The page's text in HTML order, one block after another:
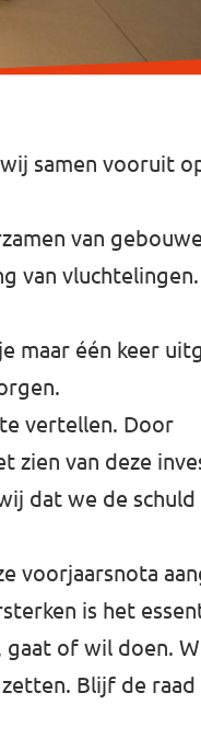
samen vooruit
van
van
maar één keer
vertellen. Door
zien van deze
dat we de schuld
voorjaarsnota
is het
of wil doen.
Blijf de raad